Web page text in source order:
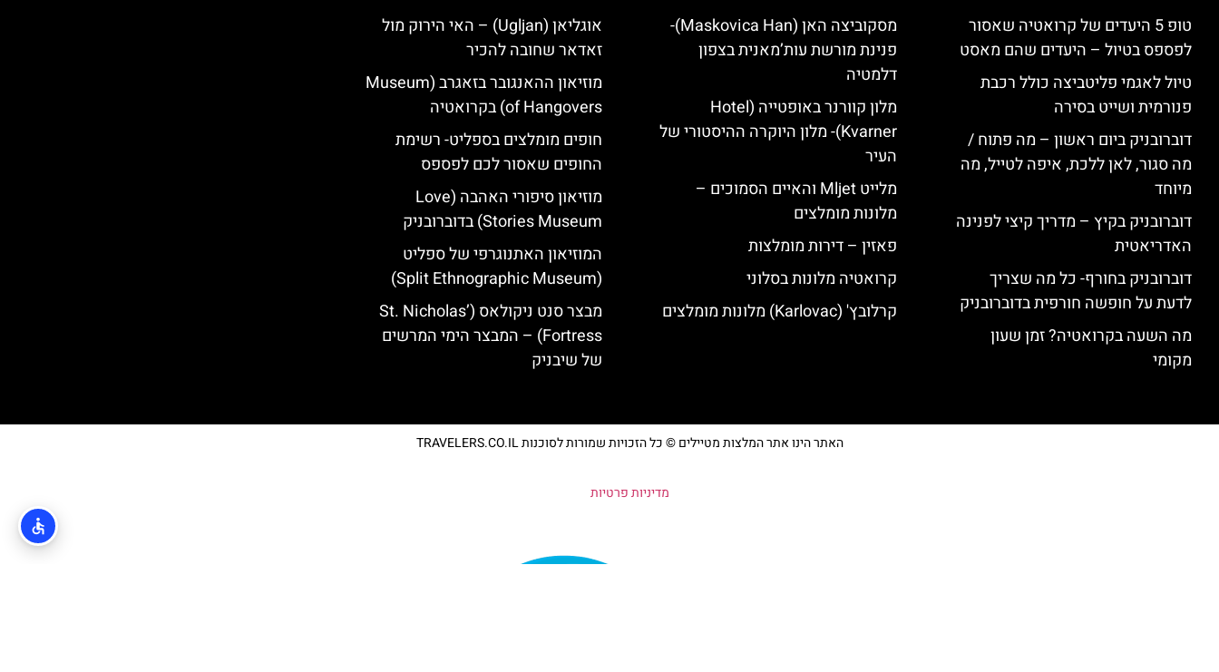
טופ 5 היעדים של קרואטיה שאסור
לפספס בטיול – היעדים שהם מאסט
טיול לאגמי פליטביצה כולל רכבת
פנורמית ושייט בסירה
דוברובניק ביום ראשון – מה פתוח /
מה סגור, לאן ללכת, איפה לטייל, מה
מיוחד
דוברובניק בקיץ – מדריך קיצי לפנינה
האדריאטית
דוברובניק בחורף- כל מה שצריך
לדעת על חופשה חורפית בדוברובניק
מה השעה בקרואטיה? זמן שעון
מקומי
מסקוביצה האן (Maskovica Han)-
פנינת מורשת עות’מאנית בצפון
דלמטיה
מלון קוורנר באופטייה (Hotel
Kvarner)- מלון היוקרה ההיסטורי של
העיר
מלייט Mljet והאיים הסמוכים –
מלונות מומלצים
פאזין – דירות מומלצות
קרואטיה מלונות בסלוני
קרלובץ' (Karlovac) מלונות מומלצים
אוגליאן (Ugljan) – האי הירוק מול
זאדאר שחובה להכיר
מוזיאון ההאנגובר בזאגרב (Museum
of Hangovers) בקרואטיה
חופים מומלצים בספליט- רשימת
החופים שאסור לכם לפספס
מוזיאון סיפורי האהבה (Love
Stories Museum) בדוברובניק
המוזיאון האתנוגרפי של ספליט
(Split Ethnographic Museum)
מבצר סנט ניקולאס (St. Nicholas’
Fortress) – המבצר הימי המרשים
של שיבניק
האתר הינו אתר המלצות מטיילים © כל הזכויות שמורות לסוכנות TRAVELERS.CO.IL
מדיניות פרטיות